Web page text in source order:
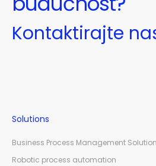
Kontaktirajte
Solutions
Business Process Management
Robotic process automation